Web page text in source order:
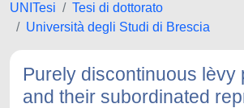
UNITesi
Tesi di dottorato
Università degli Studi di Brescia
Purely discontinuous lèvy
and their subordinated